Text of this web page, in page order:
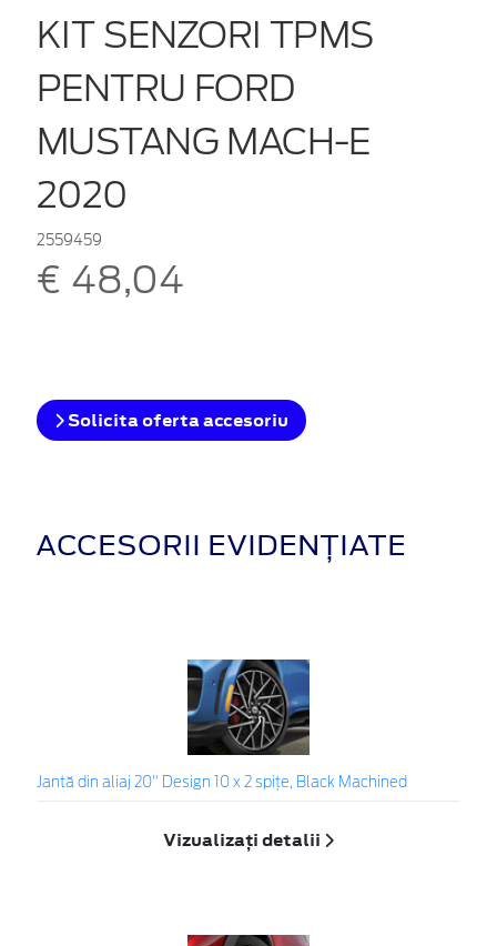
KIT SENZORI TPMS
PENTRU FORD
MUSTANG MACH-E
2020
2559459
€ 48,04
Solicita oferta accesoriu
ACCESORII EVIDENȚIATE
Jantă din aliaj 20" Design 10 x 2 spiţe, Black Machined
Vizualizați detalii